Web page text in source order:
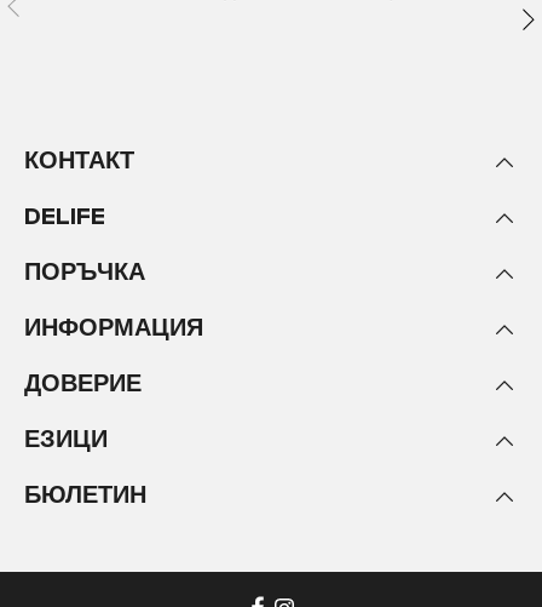
КОНТАКТ
DELIFE
ПОРЪЧКА
ИНФОРМАЦИЯ
ДОВЕРИЕ
ЕЗИЦИ
БЮЛЕТИН